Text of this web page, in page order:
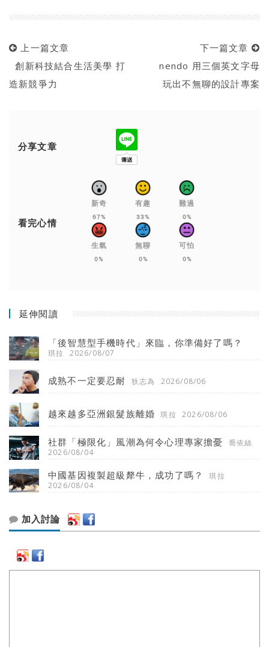
上一篇文章
創新科技結合生活美學 打
造新競爭力
下一篇文章
nendo 用三個英文字母
玩出不無聊的設計專案
分享文章
看完心情
新奇
67%
有趣
33%
難過
0%
生氣
0%
無聊
0%
可怕
0%
延伸閱讀
「後智慧型手機時代」來臨，你準備好了嗎？
琪拉 2026/08/07
成熟不一定要忍耐 狄志為 2026/08/06
越來越多亞洲銀髮族離婚 琪拉 2026/08/06
社群「極限化」風潮為何令心理專家擔憂
喬依絲
2026/08/04
中國基因複製超級犛牛，成功了嗎？
琪拉
2026/08/04
加入討論